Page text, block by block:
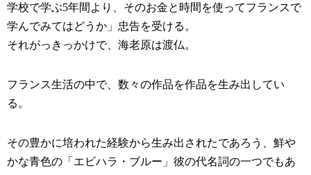
学校で学ぶ5年間より、そのお金と時間を使ってフランスで
学んでみてはどうか」忠告を受ける。
それがっきっかけで、海老原は渡仏。
フランス生活の中で、数々の作品を作品を生み出してい
る。
その豊かに培われた経験から生み出されたであろう、鮮や
かな青色の「エビハラ・ブルー」彼の代名詞の一つでもあ